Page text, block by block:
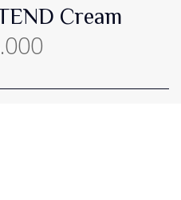
Cream